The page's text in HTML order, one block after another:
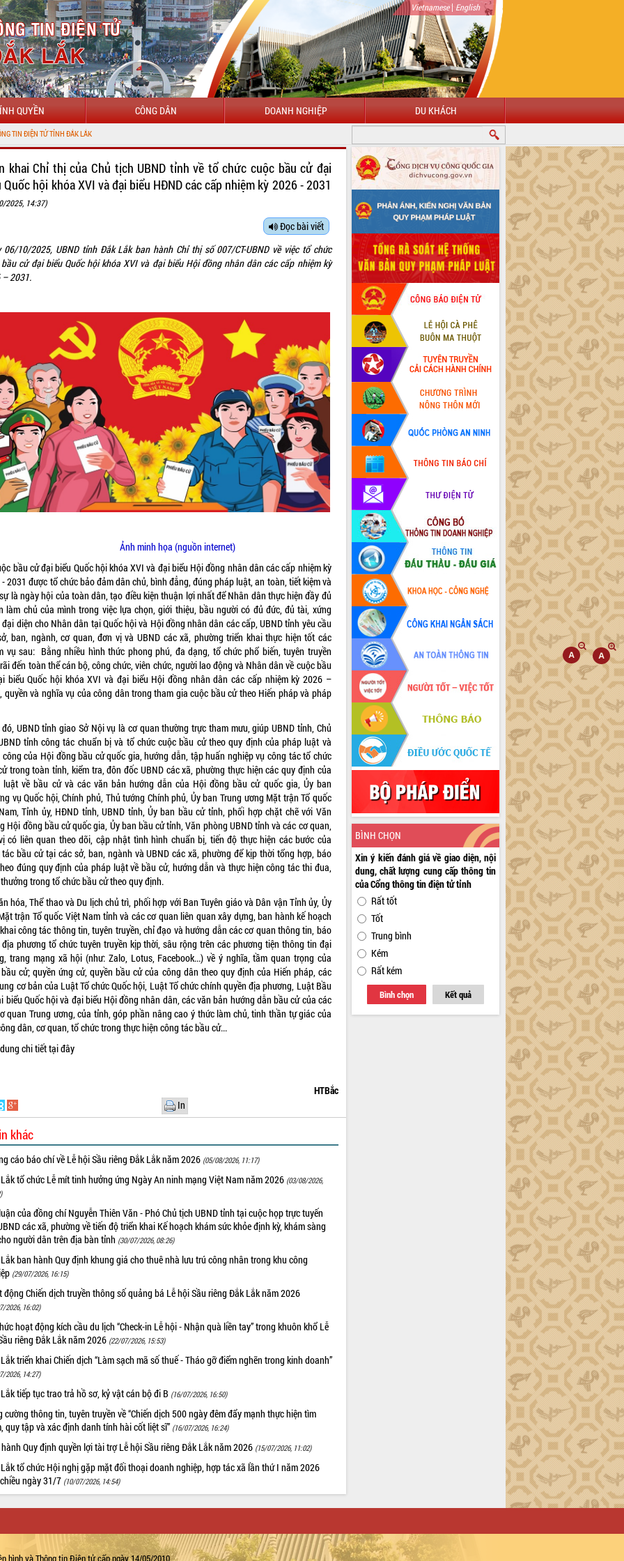
Vietnamese| English
QUYỀN CÔNG DÂN DOANH NGHIỆP DU KHÁCH
CHÀO MỪNG ĐẾN VỚI CỔNG THÔNG TIN ĐIỆN TỬ TỈNH ĐẮK LẮK
khai Chỉ thị của Chủ tịch UBND tỉnh về tổ chức cuộc bầu cử đại
Quốc hội khóa XVI và đại biểu HĐND các cấp nhiệm kỳ 2026 - 2031
2025, 14:37)
Đọc bài viết
06/10/2025, UBND tỉnh Đắk Lắk ban hành Chỉ thị số 007/CT-UBND về việc tổ chức
cử đại biểu Quốc hội khóa XVI và đại biểu Hội đồng nhân dân các cấp nhiệm kỳ
2031.
Ảnh minh họa (nguồn internet)
bầu cử đại biểu Quốc hội khóa XVI và đại biểu Hội đồng nhân dân các cấp nhiệm kỳ
2031 được tổ chức bảo đảm dân chủ, bình đẳng, đúng pháp luật, an toàn, tiết kiệm và
là ngày hội của toàn dân, tạo điều kiện thuận lợi nhất để Nhân dân thực hiện đầy đủ
làm chủ của mình trong việc lựa chọn, giới thiệu, bầu người có đủ đức, đủ tài, xứng
diện cho Nhân dân tại Quốc hội và Hội đồng nhân dân các cấp, UBND tỉnh yêu cầu
ban, ngành, cơ quan, đơn vị và UBND các xã, phường triển khai thực hiện tốt các
vụ sau: Bằng nhiều hình thức phong phú, đa dạng, tổ chức phổ biến, tuyên truyền
đến toàn thể cán bộ, công chức, viên chức, người lao động và Nhân dân về cuộc bầu
biểu Quốc hội khóa XVI và đại biểu Hội đồng nhân dân các cấp nhiệm kỳ 2026 –
quyền và nghĩa vụ của công dân trong tham gia cuộc bầu cử theo Hiến pháp và pháp
đó, UBND tỉnh giao Sở Nội vụ là cơ quan thường trực tham mưu, giúp UBND tỉnh, Chủ
tỉnh công tác chuẩn bị và tổ chức cuộc bầu cử theo quy định của pháp luật và
công của Hội đồng bầu cử quốc gia, hướng dẫn, tập huấn nghiệp vụ công tác tổ chức
trong toàn tỉnh, kiểm tra, đôn đốc UBND các xã, phường thực hiện các quy định của
luật về bầu cử và các văn bản hướng dẫn của Hội đồng bầu cử quốc gia, Ủy ban
vụ Quốc hội, Chính phủ, Thủ tướng Chính phủ, Ủy ban Trung ương Mặt trận Tổ quốc
Tỉnh ủy, HĐND tỉnh, UBND tỉnh, Ủy ban bầu cử tỉnh, phối hợp chặt chẽ với Văn
Hội đồng bầu cử quốc gia, Ủy ban bầu cử tỉnh, Văn phòng UBND tỉnh và các cơ quan,
có liên quan theo dõi, cập nhật tình hình chuẩn bị, tiến độ thực hiện các bước của
bầu cử tại các sở, ban, ngành và UBND các xã, phường để kịp thời tổng hợp, báo
đúng quy định của pháp luật về bầu cử, hướng dẫn và thực hiện công tác thi đua,
trong tổ chức bầu cử theo quy định.
hóa, Thể thao và Du lịch chủ trì, phối hợp với Ban Tuyên giáo và Dân vận Tỉnh ủy, Ủy
trận Tổ quốc Việt Nam tỉnh và các cơ quan liên quan xây dựng, ban hành kế hoạch
công tác thông tin, tuyên truyền, chỉ đạo và hướng dẫn các cơ quan thông tin, báo
phương tổ chức tuyên truyền kịp thời, sâu rộng trên các phương tiện thông tin đại
trang mạng xã hội (như: Zalo, Lotus, Facebook...) về ý nghĩa, tầm quan trọng của
cử; quyền ứng cử, quyền bầu cử của công dân theo quy định của Hiến pháp, các
cơ bản của Luật Tổ chức Quốc hội, Luật Tổ chức chính quyền địa phương, Luật Bầu
biểu Quốc hội và đại biểu Hội đồng nhân dân, các văn bản hướng dẫn bầu cử của các
quan Trung ương, của tỉnh, góp phần nâng cao ý thức làm chủ, tinh thần tự giác của
dân, cơ quan, tổ chức trong thực hiện công tác bầu cử...
chi tiếttại đây
HTBắc
In
khác
cáo báo chí về Lễ hội Sầu riêng Đắk Lắk năm 2026 (05/08/2026, 11:17)
tổ chức Lễ mít tinh hưởng ứng Ngày An ninh mạng Việt Nam năm 2026 (03/08/2026,
của đồng chí Nguyễn Thiên Văn - Phó Chủ tịch UBND tỉnh tại cuộc họp trực tuyến
các xã, phường về tiến độ triển khai Kế hoạch khám sức khỏe định kỳ, khám sàng
người dân trên địa bàn tỉnh (30/07/2026, 08:26)
ban hành Quy định khung giá cho thuê nhà lưu trú công nhân trong khu công
(29/07/2026, 16:15)
động Chiến dịch truyền thông số quảng bá Lễ hội Sầu riêng Đắk Lắk năm 2026
2026, 16:02)
hoạt động kích cầu du lịch “Check-in Lễ hội - Nhận quà liền tay” trong khuôn khổ Lễ
riêng Đắk Lắk năm 2026 (22/07/2026, 15:53)
triển khai Chiến dịch “Làm sạch mã số thuế - Tháo gỡ điểm nghẽn trong kinh doanh”
2026, 14:27)
tiếp tục trao trả hồ sơ, kỷ vật cán bộ đi B (16/07/2026, 16:50)
cường thông tin, tuyên truyền về “Chiến dịch 500 ngày đêm đẩy mạnh thực hiện tìm
quy tập và xác định danh tính hài cốt liệt sĩ” (16/07/2026, 16:24)
Quy định quyền lợi tài trợ Lễ hội Sầu riêng Đắk Lắk năm 2026 (15/07/2026, 11:02)
tổ chức Hội nghị gặp mặt đối thoại doanh nghiệp, hợp tác xã lần thứ I năm 2026
ngày 31/7 (10/07/2026, 14:54)
BÌNH CHỌN
Xin ý kiến đánh giá về giao diện, nội
dung, chất lượng cung cấp thông tin
của Cổng thông tin điện tử tỉnh
Rất tốt
Tốt
Trung bình
Kém
Rất kém
Bình chọn Kết quả
hình và Thông tin Điện tử cấp ngày 14/05/2010